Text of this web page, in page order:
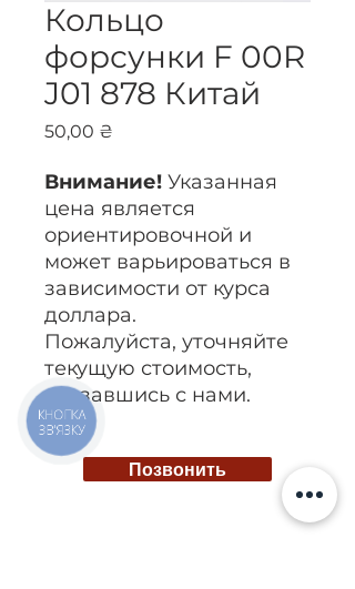
Кольцо
форсунки F 00R
J01 878 Китай
50,00 ₴
Внимание! Указанная
цена является
ориентировочной и
может варьироваться в
зависимости от курса
доллара.
Пожалуйста, уточняйте
текущую стоимость,
связавшись с нами.
Позвонить
КНОПКА
ЗВ'ЯЗКУ